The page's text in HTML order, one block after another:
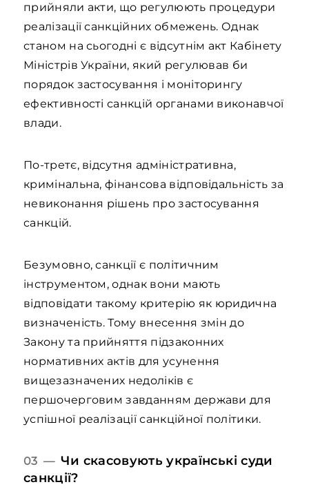
прийняли акти, що регулюють процедури
реалізації санкційних обмежень. Однак
станом на сьогодні є відсутнім акт Кабінету
Міністрів України, який регулював би
порядок застосування і моніторингу
ефективності санкцій органами виконавчої
влади.
По-третє, відсутня адміністративна,
кримінальна, фінансова відповідальність за
невиконання рішень про застосування
санкцій.
Безумовно, санкції є політичним
інструментом, однак вони мають
відповідати такому критерію як юридична
визначеність. Тому внесення змін до
Закону та прийняття підзаконних
нормативних актів для усунення
вищезазначених недоліків є
першочерговим завданням держави для
успішної реалізації санкційної політики.
03 —Чи скасовують українські суди
санкції?